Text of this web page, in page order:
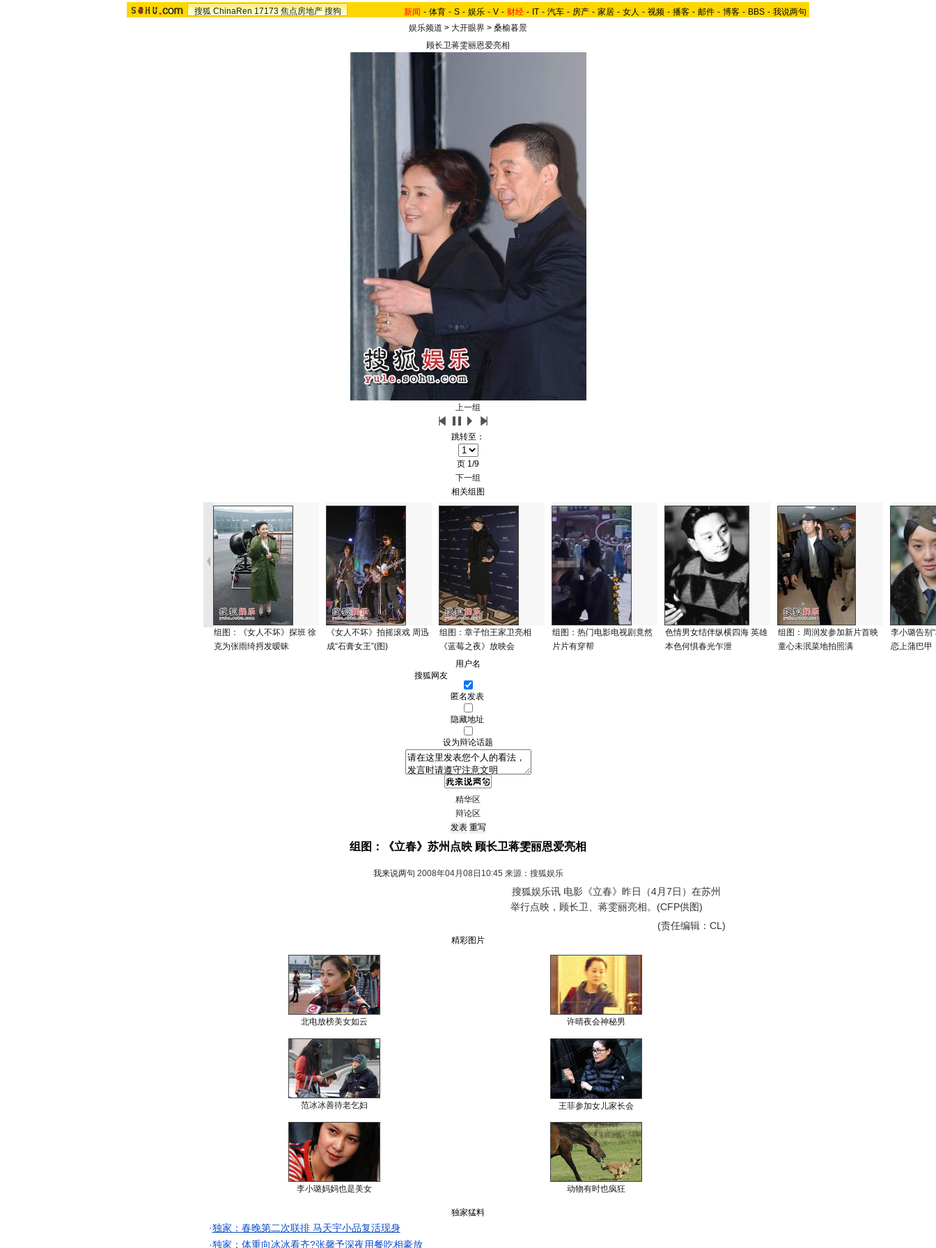
搜狐 ChinaRen 17173 焦点房地产 搜狗 新闻 - 体育 - S - 娱乐 - V - 财经 - IT - 汽车 - 房产 - 家居 - 女人 - 视频 - 播客 - 邮件 - 博客 - BBS - 我说两句
娱乐频道 > 大开眼界 > 桑榆暮景
顾长卫蒋雯丽恩爱亮相
上一组
跳转至：
页 1/9
下一组
相关组图
组图：《女人不坏》探班 徐
克为张雨绮捋发暧昧
《女人不坏》拍摇滚戏 周迅
成“石膏女王”(图)
组图：章子怡王家卫亮相
《蓝莓之夜》放映会
组图：热门电影电视剧竟然
片片有穿帮
色情男女结伴纵横四海 英雄
本色何惧春光乍泄
组图：周润发参加新片首映
童心未泯菜地拍照满
李小璐告别
恋上蒲巴甲
用户名
匿名发表
隐藏地址
设为辩论话题
精华区
辩论区
组图：《立春》苏州点映 顾长卫蒋雯丽恩爱亮相
我来说两句 2008年04月08日10:45 来源：搜狐娱乐
搜狐娱乐讯 电影《立春》昨日（4月7日）在苏州
举行点映，顾长卫、蒋雯丽亮相。(CFP供图)
(责任编辑：CL)
精彩图片
北电放榜美女如云 许晴夜会神秘男
范冰冰善待老乞妇 王菲参加女儿家长会
李小璐妈妈也是美女 动物有时也疯狂
独家猛料
·独家：春晚第二次联排 马天宇小品复活现身
·独家：体重向冰冰看齐?张馨予深夜用餐吃相豪放